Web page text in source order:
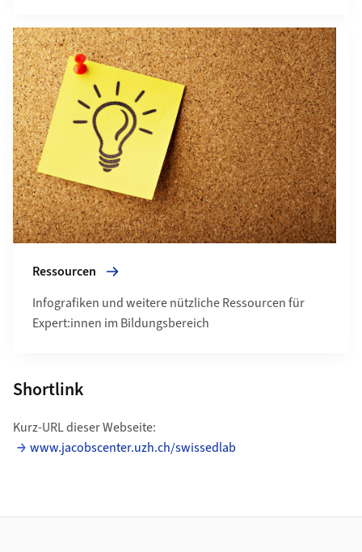
Ressourcen
Mehr zu Ressourcen
Infografiken und weitere nützliche Ressourcen für
Expert:innen im Bildungsbereich
Shortlink
Kurz-URL dieser Webseite:
www.jacobscenter.uzh.ch/swissedlab